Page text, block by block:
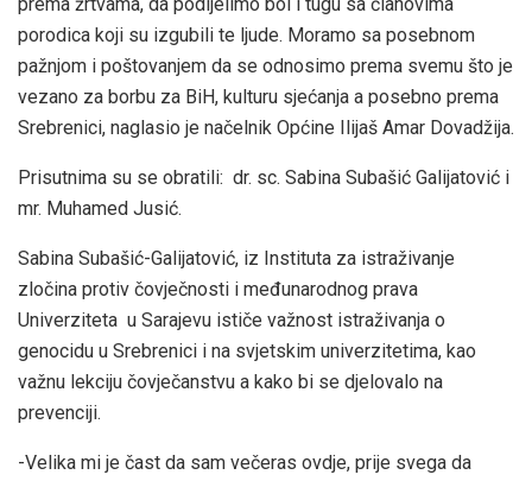
porodica koji su izgubili te ljude. Moramo sa posebnom
pažnjom i poštovanjem da se odnosimo prema svemu što je
vezano za borbu za BiH, kulturu sjećanja a posebno prema
Srebrenici, naglasio je načelnik Općine Ilijaš Amar Dovadžija.
Prisutnima su se obratili: dr. sc. Sabina Subašić Galijatović i
mr. Muhamed Jusić.
Sabina Subašić-Galijatović, iz Instituta za istraživanje
zločina protiv čovječnosti i međunarodnog prava
Univerziteta u Sarajevu ističe važnost istraživanja o
genocidu u Srebrenici i na svjetskim univerzitetima, kao
važnu lekciju čovječanstvu a kako bi se djelovalo na
prevenciji.
-Velika mi je čast da sam večeras ovdje, prije svega da